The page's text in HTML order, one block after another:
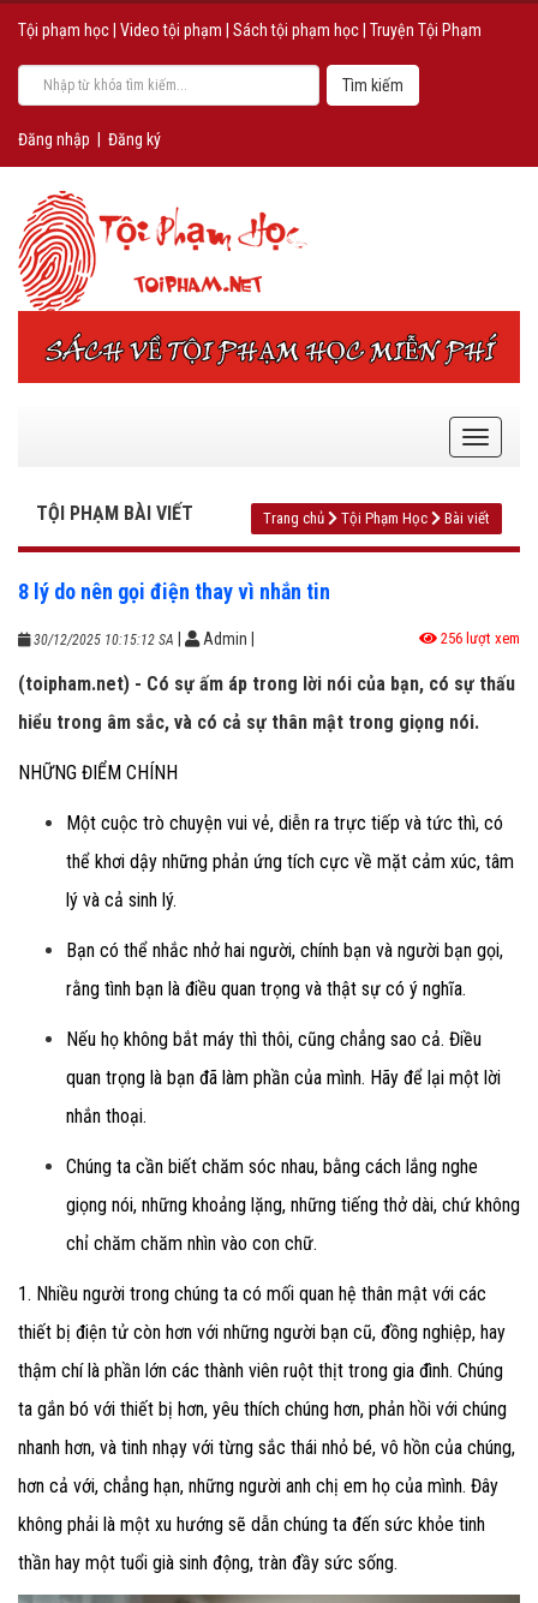
Tội phạm học Video tội phạm Sách tội phạm học Truyện Tội Phạm
Đăng nhập Đăng ký
TỘI PHẠM BÀI VIẾT Trang chủ Tội Phạm Học Bài viết
8 lý do nên gọi điện thay vì nhắn tin
30/12/2025 10:15:12 SA Admin 256 lượt xem
(toipham.net) - Có sự ấm áp trong lời nói của bạn, có sự thấu
hiểu trong âm sắc, và có cả sự thân mật trong giọng nói.
NHỮNG ĐIỂM CHÍNH
Một cuộc trò chuyện vui vẻ, diễn ra trực tiếp và tức thì, có
thể khơi dậy những phản ứng tích cực về mặt cảm xúc, tâm
lý và cả sinh lý.
Bạn có thể nhắc nhở hai người, chính bạn và người bạn gọi,
rằng tình bạn là điều quan trọng và thật sự có ý nghĩa.
Nếu họ không bắt máy thì thôi, cũng chẳng sao cả. Điều
quan trọng là bạn đã làm phần của mình. Hãy để lại một lời
nhắn thoại.
Chúng ta cần biết chăm sóc nhau, bằng cách lắng nghe
giọng nói, những khoảng lặng, những tiếng thở dài, chứ không
chỉ chăm chăm nhìn vào con chữ.
1. Nhiều người trong chúng ta có mối quan hệ thân mật với các
thiết bị điện tử còn hơn với những người bạn cũ, đồng nghiệp, hay
thậm chí là phần lớn các thành viên ruột thịt trong gia đình. Chúng
ta gắn bó với thiết bị hơn, yêu thích chúng hơn, phản hồi với chúng
nhanh hơn, và tinh nhạy với từng sắc thái nhỏ bé, vô hồn của chúng,
hơn cả với, chẳng hạn, những người anh chị em họ của mình. Đây
không phải là một xu hướng sẽ dẫn chúng ta đến sức khỏe tinh
thần hay một tuổi già sinh động, tràn đầy sức sống.